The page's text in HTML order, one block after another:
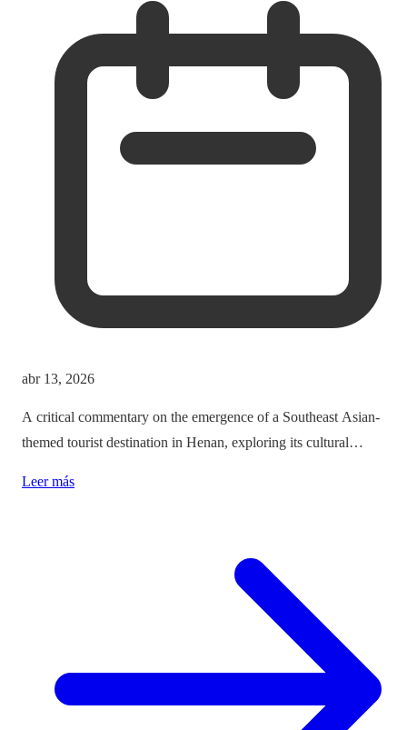
abr 13, 2026
A critical commentary on the emergence of a Southeast Asian-
themed tourist destination in Henan, exploring its cultural
Leer más